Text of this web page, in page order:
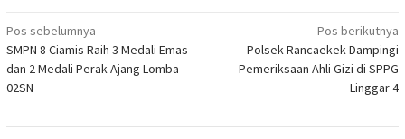
Navigasi
pos
Pos sebelumnya
SMPN 8 Ciamis Raih 3 Medali Emas
dan 2 Medali Perak Ajang Lomba
02SN
Pos berikutnya
Polsek Rancaekek Dampingi
Pemeriksaan Ahli Gizi di SPPG
Linggar 4